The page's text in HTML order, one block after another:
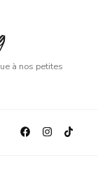
à nos petites